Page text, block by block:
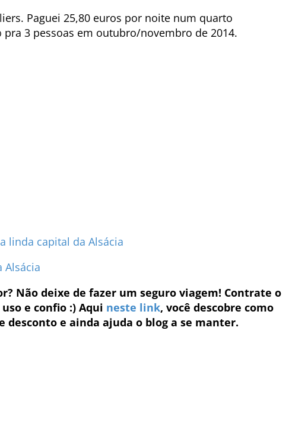
Paguei 25,80 euros por noite num quarto
3 pessoas em outubro/novembro de 2014.
linda capital da Alsácia
Alsácia
Não deixe de fazer um seguro viagem! Contrate o
e confio :) Aqui neste link, você descobre como
desconto e ainda ajuda o blog a se manter.